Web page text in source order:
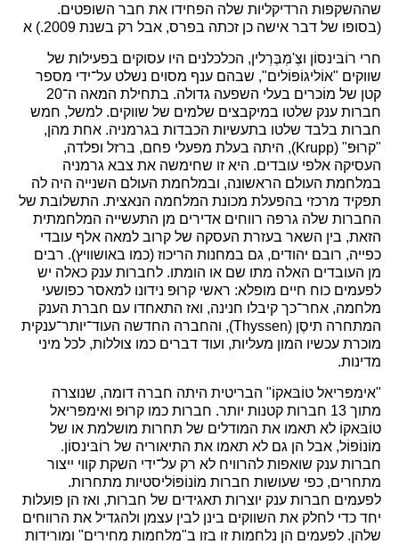
שההשקפות הרדיקליות שלה הפחידו את חבר השופטים.
(בסופו של דבר אישה כן זכתה בפרס, אבל רק בשנת 2009.) א
חרי רוֹבּינסוֹן וצֶ'מְבֶּרְלין, הכלכלנים היו עסוקים בפעילות של
שווקים "אוֹליגוֹפּוֹלים", שבהם ענף מסוים נשלט על־ידי מספר
קטן של מוֹכרים בעלי השפעה גדולה. בתחילת המאה ה־20
חברות ענק שלטו במיקבצים שלמים של שווקים. למשל, חמש
חברות בלבד שלטו בתעשיות הכבדות בגרמניה. אחת מהן,
"קרוּפּ" (Krupp), היתה בעלת מפעלי פחם, ברזל ופלדה,
העסיקה אלפי עובדים. היא זו שחימשה את צבא גרמניה
במלחמת העולם הראשונה, ובמלחמת העולם השנייה היה לה
תפקיד מרכזי בהפעלת מכונת המלחמה הנאצית. התשלובת של
החברות שלה גרפה רווחים אדירים מן התעשייה המלחמתית
הזאת, בין השאר בעזרת העסקה של קרוב למאה אלף עובדי
כפייה, רובם יהודים, גם במחנות הריכוז (כמו באושוויץ). רבים
מן העובדים האלה מתו שם או הומתו. לחברות ענק כאלה יש
לפעמים כוח חיים מופלא: ראשי קרוּפּ נידונו למאסר כפושעי
מלחמה, אחר־כך קיבלו חנינה, ואז התאחדו עם חברת הענק
המתחרה תיסֶן (Thyssen), והחברה החדשה העוד־יותר־ענקית
מוכרת עכשיו המון מעליות, ועוד דברים כמו צוללות, לכל מיני
מדינות.
"אימפּריאל טוֹבּאקוֹ" הבריטית היתה חברה דומה, שנוצרה
מתוך 13 חברות קטנות יותר. חברות כמו קרוּפּ ואימפּריאל
טוֹבּאקוֹ לא תאמו את המודלים של תחרות מושלמת או של
מוֹנוֹפּוֹל, אבל הן גם לא תאמו את התיאוריה של רוֹבּינסוֹן.
חברות ענק שואפות להרוויח לא רק על־ידי השקת קווי ייצור
מתחרים, כפי שעושות חברות מוֹנוֹפּוֹליסטיות מתחרות.
לפעמים חברות ענק יוצרות תאגידים של חברות, ואז הן פועלות
יחד כדי לחלק את השווקים בינן לבין עצמן ולהגדיל את הרווחים
שלהן. לפעמים הן נלחמות זו בזו ב"מלחמות מחירים" ומורידות